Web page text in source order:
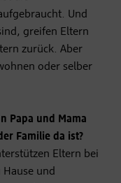
Und
greifen Eltern
zurück. Aber
oder selber
Papa und Mama
Familie da ist?
Eltern bei
und